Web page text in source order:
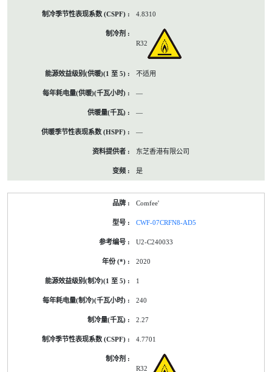
4.8310
R32
不适用
—
—
—
东芝香港有限公司
是
Comfee'
CWF-07CRFN8-AD5
U2-C240033
2020
1
240
2.27
4.7701
R32